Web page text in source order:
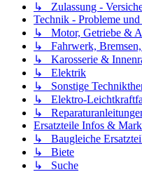
↳ Zulassung -
Technik - Probleme
↳ Motor, Getriebe &
↳ Fahrwerk,
↳ Karosserie &
↳ Elektrik
↳ Sonstige
↳ Elektro-
↳
Ersatzteile Infos &
↳ Baugleiche
↳ Biete
↳ Suche